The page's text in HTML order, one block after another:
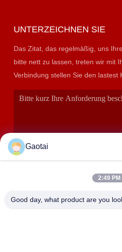
UNTERZEICHNEN SIE
Das Zitat, das regelmäßig, uns
bitte nett zu lassen, treten wir mit
Verbindung stellen Sie den
Gaotai
2:49 PM
Good day, what product are you